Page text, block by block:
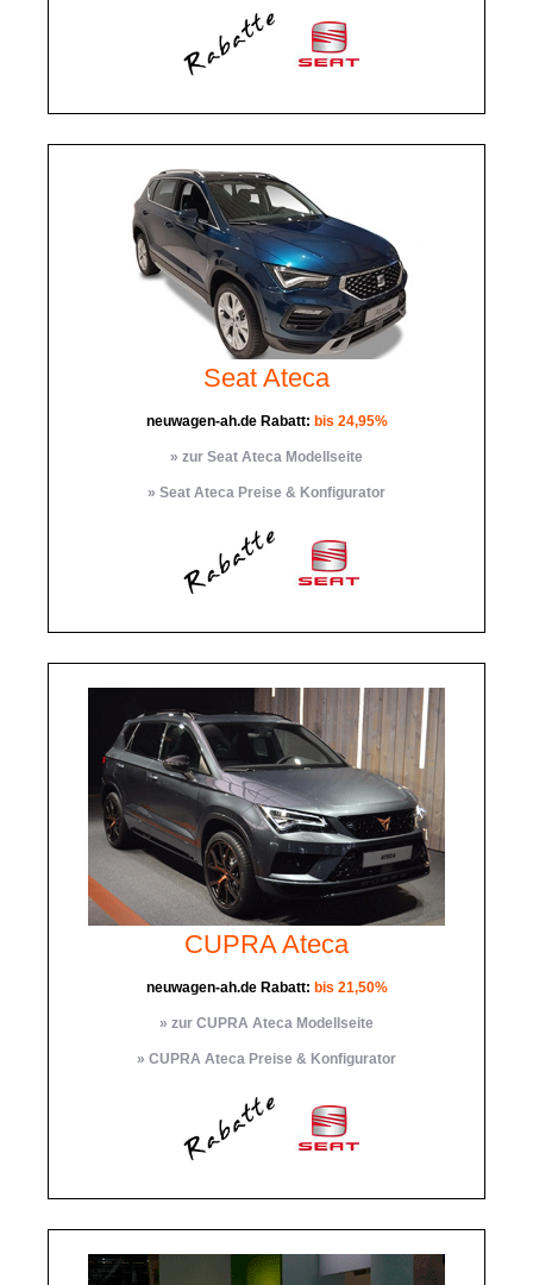
Seat Ateca
neuwagen-ah.de Rabatt: bis 24,95%
» zur Seat Ateca Modellseite
» Seat Ateca Preise & Konfigurator
CUPRA Ateca
neuwagen-ah.de Rabatt: bis 21,50%
» zur CUPRA Ateca Modellseite
» CUPRA Ateca Preise & Konfigurator